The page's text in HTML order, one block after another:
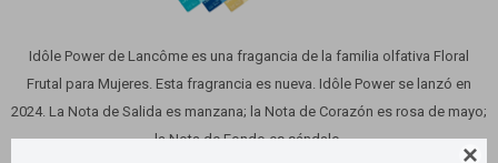

Idôle Power de Lancôme es una fragancia de la familia olfativa Floral
Frutal para Mujeres. Esta fragrancia es nueva. Idôle Power se lanzó en
2024. La Nota de Salida es manzana; la Nota de Corazón es rosa de mayo;
la Nota de Fondo es sándalo.